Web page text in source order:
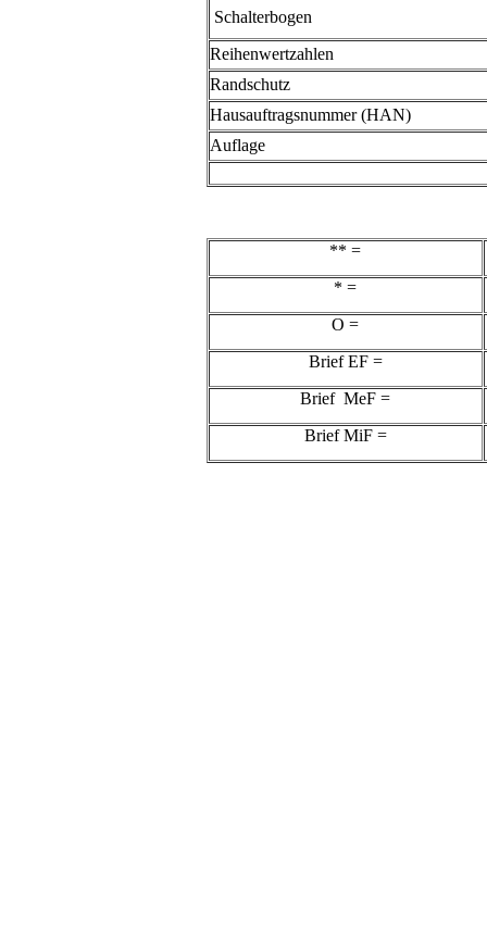
Schalterbogen
Reihenwertzahlen
Randschutz
Hausauftragsnummer (HAN)
Auflage
** =
* =
O =
Brief EF =
Brief MeF =
Brief MiF =